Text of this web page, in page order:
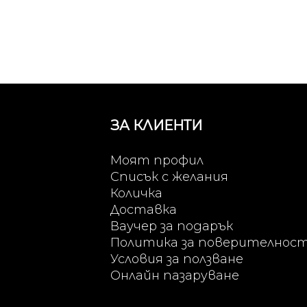
ЗА КЛИЕНТИ
Моят профил
Списък с желания
Количка
Доставка
Ваучер за подарък
Политика за
Условия за ползване
Онлайн пазаруване